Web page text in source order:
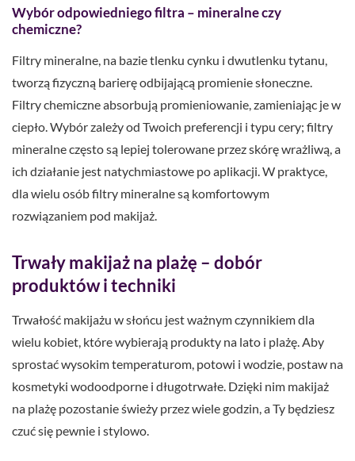
Wybór odpowiedniego filtra – mineralne czy
chemiczne?
Filtry mineralne, na bazie tlenku cynku i dwutlenku tytanu,
tworzą fizyczną barierę odbijającą promienie słoneczne.
Filtry chemiczne absorbują promieniowanie, zamieniając je w
ciepło. Wybór zależy od Twoich preferencji i typu cery; filtry
mineralne często są lepiej tolerowane przez skórę wrażliwą, a
ich działanie jest natychmiastowe po aplikacji. W praktyce,
dla wielu osób filtry mineralne są komfortowym
rozwiązaniem pod makijaż.
Trwały makijaż na plażę – dobór
produktów i techniki
Trwałość makijażu w słońcu jest ważnym czynnikiem dla
wielu kobiet, które wybierają produkty na lato i plażę. Aby
sprostać wysokim temperaturom, potowi i wodzie, postaw na
kosmetyki wodoodporne i długotrwałe. Dzięki nim makijaż
na plażę pozostanie świeży przez wiele godzin, a Ty będziesz
czuć się pewnie i stylowo.